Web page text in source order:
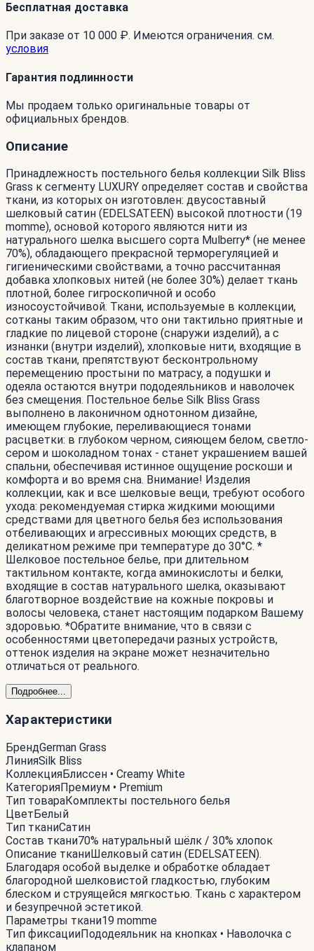
Бесплатная доставка
При заказе от 10 000 ₽. Имеются ограничения. см.
условия
Гарантия подлинности
Мы продаем только оригинальные товары от
официальных брендов.
Описание
Принадлежность постельного белья коллекции Silk Bliss
Grass к сегменту LUXURY определяет состав и свойства
ткани, из которых он изготовлен: двусоставный
шелковый сатин (EDELSATEEN) высокой плотности (19
momme), основой которого являются нити из
натурального шелка высшего сорта Mulberry* (не менее
70%), обладающего прекрасной терморегуляцией и
гигиеническими свойствами, а точно рассчитанная
добавка хлопковых нитей (не более 30%) делает ткань
плотной, более гигроскопичной и особо
износоустойчивой. Ткани, используемые в коллекции,
сотканы таким образом, что они тактильно приятные и
гладкие по лицевой стороне (снаружи изделий), а с
изнанки (внутри изделий), хлопковые нити, входящие в
состав ткани, препятствуют бесконтрольному
перемещению простыни по матрасу, а подушки и
одеяла остаются внутри пододеяльников и наволочек
без смещения. Постельное белье Silk Bliss Grass
выполнено в лаконичном однотонном дизайне,
имеющем глубокие, переливающиеся тонами
расцветки: в глубоком черном, сияющем белом, светло-
сером и шоколадном тонах - станет украшением вашей
спальни, обеспечивая истинное ощущение роскоши и
комфорта и во время сна. Внимание! Изделия
коллекции, как и все шелковые вещи, требуют особого
ухода: рекомендуемая стирка жидкими моющими
средствами для цветного белья без использования
отбеливающих и агрессивных моющих средств, в
деликатном режиме при температуре до 30°С. *
Шелковое постельное белье, при длительном
тактильном контакте, когда аминокислоты и белки,
входящие в состав натурального шелка, оказывают
благотворное воздействие на кожные покровы и
волосы человека, станет настоящим подарком Вашему
здоровью. *Обратите внимание, что в связи с
особенностями цветопередачи разных устройств,
оттенок изделия на экране может незначительно
отличаться от реального.
Подробнее...
Характеристики
БрендGerman Grass
ЛинияSilk Bliss
КоллекцияБлиссен • Creamy White
КатегорияПремиум • Premium
Тип товараКомплекты постельного белья
ЦветБелый
Тип тканиСатин
Состав ткани70% натуральный шёлк / 30% хлопок
Описание тканиШелковый сатин (EDELSATEEN).
Благодаря особой выделке и обработке обладает
благородной шелковистой гладкостью, глубоким
блеском и струящейся мягкостью. Ткань с характером
и безупречной эстетикой.
Параметры ткани19 momme
Тип фиксацииПододеяльник на кнопках • Наволочка с
клапаном